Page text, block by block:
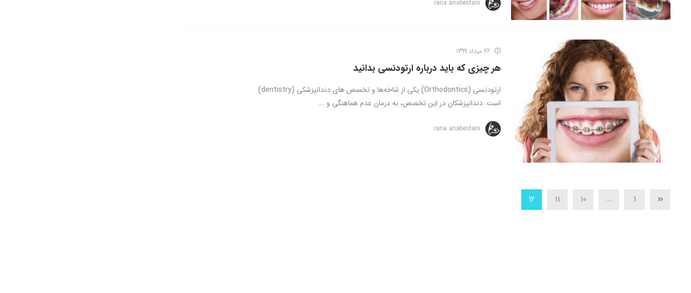
rana anabestani
هر چیزی که باید درباره ارتودنسی بدانید
ارتودنسی (Orthodontics) یکی از شاخه‌‌ها و تخصص های دندانپزشکی (dentistry)
است. دندانپزشکان در این تخصص، به درمان عدم هماهنگی و ...
rana anabestani
1
...
10
11
12